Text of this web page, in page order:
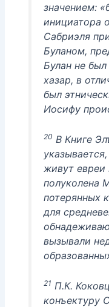
значением:
инициатора
Сабриэля
Буланом,
Булан не
хазар, в
был
Иосифу
20 В Книге
живут евреи
полуколена
потерянных
для
вызывали
21 П.К.
конъектуру